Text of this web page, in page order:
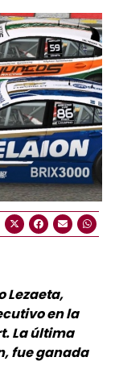
Lezaeta,
en la
La última
fue ganada